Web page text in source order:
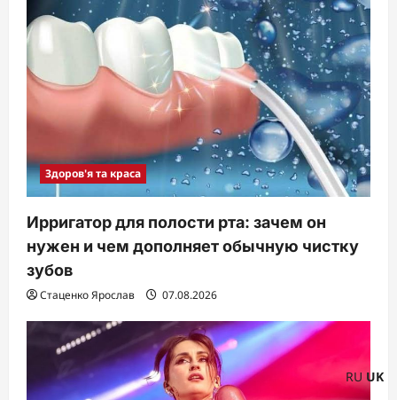
Здоров'я та краса
Ирригатор для полости рта: зачем он
нужен и чем дополняет обычную чистку
зубов
Стаценко Ярослав 07.08.2026
RU UK